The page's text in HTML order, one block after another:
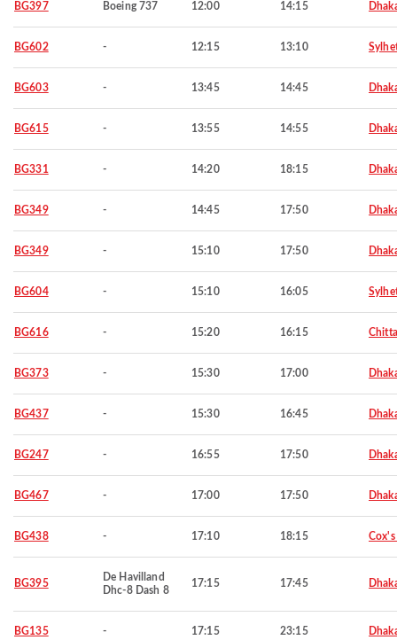
BG397 Boeing 737 12:00 14:15
BG602 - 12:15 13:10
BG603 - 13:45 14:45
BG615 - 13:55 14:55
BG331 - 14:20 18:15
BG349 - 14:45 17:50
BG349 - 15:10 17:50
BG604 - 15:10 16:05
BG616 - 15:20 16:15
BG373 - 15:30 17:00
BG437 - 15:30 16:45
BG247 - 16:55 17:50
BG467 - 17:00 17:50
BG438 - 17:10 18:15 Cox's
BG395
De Havilland
Dhc-8 Dash 8
17:15 17:45
BG135 - 17:15 23:15